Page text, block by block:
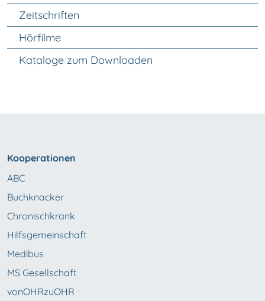
Zeitschriften
Hörfilme
Kataloge zum Downloaden
Kooperationen
ABC
Buchknacker
Chronischkrank
Hilfsgemeinschaft
Medibus
MS Gesellschaft
vonOHRzuOHR